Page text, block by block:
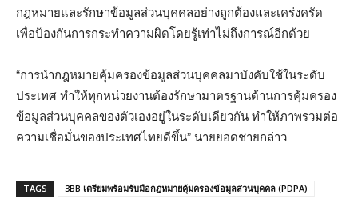
กฎหมายและรักษาข้อมูลส่วนบุคคลอย่างถูกต้องและเคร่งครัด
เพื่อป้องกันการกระทำความผิดโดยรู้เท่าไม่ถึงการณ์อีกด้วย
“การนำกฎหมายคุ้มครองข้อมูลส่วนบุคคลมาบังคับใช้ในระดับ
ประเทศ ทำให้ทุกหน่วยงานต้องรักษามาตรฐานด้านการคุ้มครอง
ข้อมูลส่วนบุคคลของตัวเองอยู่ในระดับเดียวกัน ทำให้ภาพรวมต่อ
ความเชื่อมั่นของประเทศไทยดีขึ้น” นายยอดชายกล่าว
TAGS 3BB เตรียมพร้อมรับมือกฎหมายคุ้มครองข้อมูลส่วนบุคคล (PDPA)